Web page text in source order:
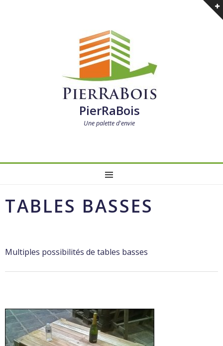
PierRaBois
Une palette d'envie
TABLES BASSES
Multiples possibilités de tables basses